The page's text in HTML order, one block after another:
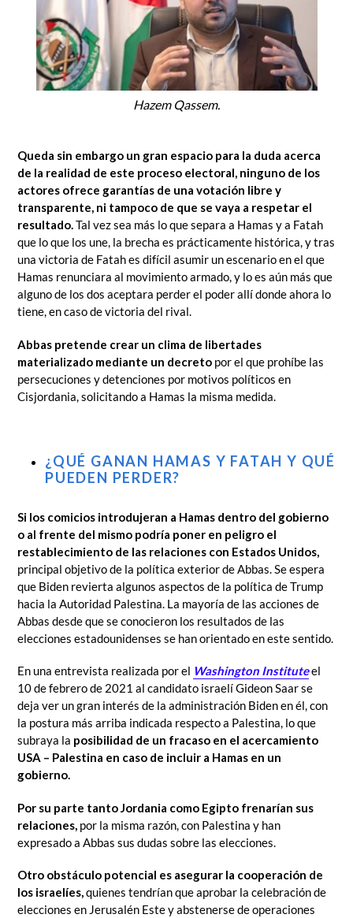
Hazem Qassem.
Queda sin embargo un gran espacio para la duda acerca
de la realidad de este proceso electoral, ninguno de los
actores ofrece garantías de una votación libre y
transparente, ni tampoco de que se vaya a respetar el
resultado.Tal vez sea más lo que separa a Hamas y a Fatah
que lo que los une, la brecha es prácticamente histórica, y tras
una victoria de Fatah es difícil asumir un escenario en el que
Hamas renunciara al movimiento armado, y lo es aún más que
alguno de los dos aceptara perder el poder allí donde ahora lo
tiene, en caso de victoria del rival.
Abbas pretende crear un clima de libertades
materializado mediante un decreto por el que prohíbe las
persecuciones y detenciones por motivos políticos en
Cisjordania, solicitando a Hamas la misma medida.
¿QUÉ GANAN HAMAS Y FATAH Y QUÉ
PUEDEN PERDER?
Si los comicios introdujeran a Hamas dentro del gobierno
o al frente del mismo podría poner en peligro el
restablecimiento de las relaciones con Estados Unidos,
principal objetivo de la política exterior de Abbas. Se espera
que Biden revierta algunos aspectos de la política de Trump
hacia la Autoridad Palestina. La mayoría de las acciones de
Abbas desde que se conocieron los resultados de las
elecciones estadounidenses se han orientado en este sentido.
En una entrevista realizada por el Washington Instituteel
10 de febrero de 2021 al candidato israelí Gideon Saar se
deja ver un gran interés de la administración Biden en él, con
la postura más arriba indicada respecto a Palestina, lo que
subraya la posibilidad de un fracaso en el acercamiento
USA – Palestina en caso de incluir a Hamas en un
gobierno.
Por su parte tanto Jordania como Egipto frenarían sus
relaciones, por la misma razón, con Palestina y han
expresado a Abbas sus dudas sobre las elecciones.
Otro obstáculo potencial es asegurar la cooperación de
los israelíes,quienes tendrían que aprobar la celebración de
elecciones en Jerusalén Este y abstenerse de operaciones